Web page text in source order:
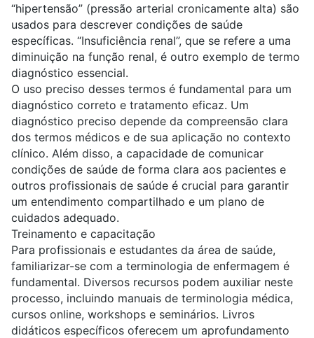
“hipertensão” (pressão arterial cronicamente alta) são
usados para descrever condições de saúde
específicas. “Insuficiência renal”, que se refere a uma
diminuição na função renal, é outro exemplo de termo
diagnóstico essencial.
O uso preciso desses termos é fundamental para um
diagnóstico correto e tratamento eficaz. Um
diagnóstico preciso depende da compreensão clara
dos termos médicos e de sua aplicação no contexto
clínico. Além disso, a capacidade de comunicar
condições de saúde de forma clara aos pacientes e
outros profissionais de saúde é crucial para garantir
um entendimento compartilhado e um plano de
cuidados adequado.
Treinamento e capacitação
Para profissionais e estudantes da área de saúde,
familiarizar-se com a terminologia de enfermagem é
fundamental. Diversos recursos podem auxiliar neste
processo, incluindo manuais de terminologia médica,
cursos online, workshops e seminários. Livros
didáticos específicos oferecem um aprofundamento